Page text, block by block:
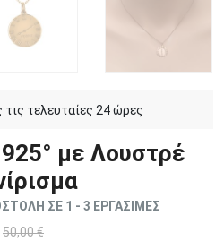
τις τελευταίες 24 ώρες
με Λουστρέ
ΣΕ 1 - 3 ΕΡΓΑΣΙΜΕΣ
50,00 €